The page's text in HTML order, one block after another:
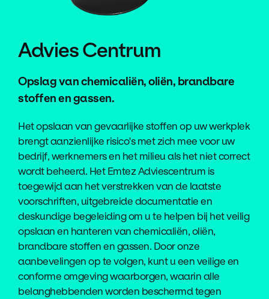
Advies Centrum
Opslag van chemicaliën, oliën, brandbare
stoffen en gassen.
Het opslaan van gevaarlijke stoffen op uw werkplek
brengt aanzienlijke risico's met zich mee voor uw
bedrijf, werknemers en het milieu als het niet correct
wordt beheerd. Het Emtez Adviescentrum is
toegewijd aan het verstrekken van de laatste
voorschriften, uitgebreide documentatie en
deskundige begeleiding om u te helpen bij het veilig
opslaan en hanteren van chemicaliën, oliën,
brandbare stoffen en gassen. Door onze
aanbevelingen op te volgen, kunt u een veilige en
conforme omgeving waarborgen, waarin alle
belanghebbenden worden beschermd tegen